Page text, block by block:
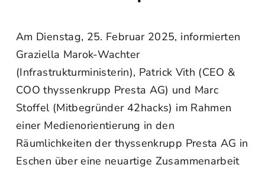
Am Dienstag, 25. Februar 2025, informierten
Graziella Marok-Wachter
(Infrastrukturministerin), Patrick Vith (CEO &
COO thyssenkrupp Presta AG) und Marc
Stoffel (Mitbegründer 42hacks) im Rahmen
einer Medienorientierung in den
Räumlichkeiten der thyssenkrupp Presta AG in
Eschen über eine neuartige Zusammenarbeit